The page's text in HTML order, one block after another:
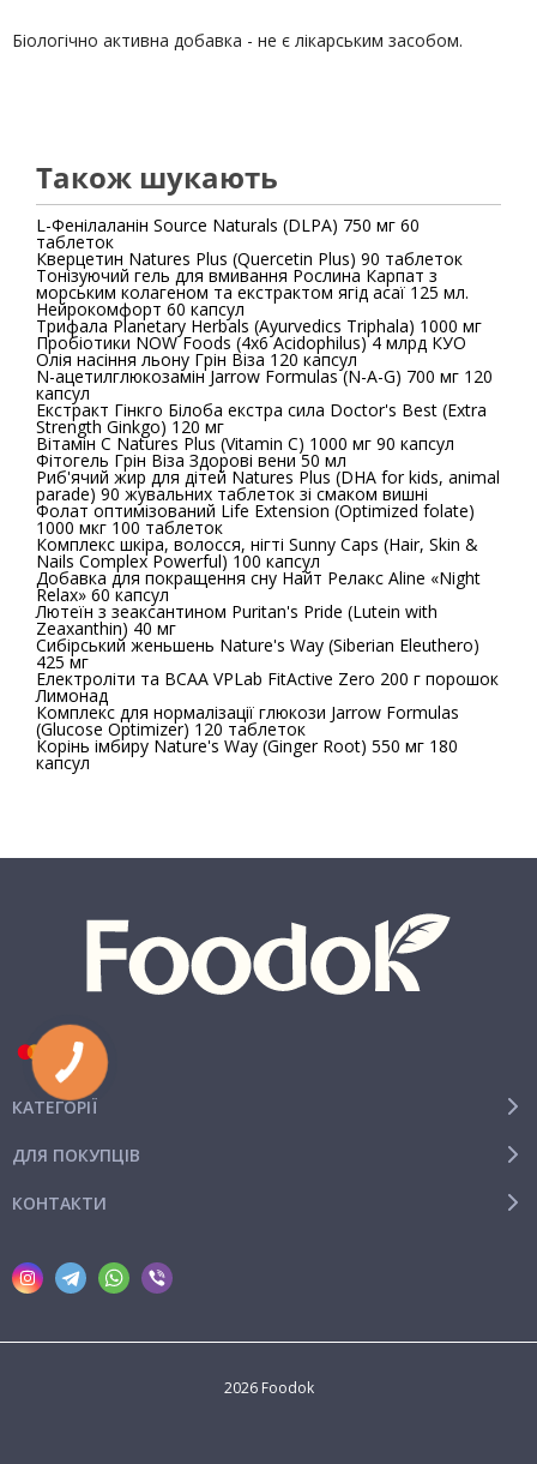
Біологічно активна добавка - не є лікарським засобом.
Також шукають
L-Фенілаланін Source Naturals (DLPA) 750 мг 60
таблеток
Кверцетин Natures Plus (Quercetin Plus) 90 таблеток
Тонізуючий гель для вмивання Рослина Карпат з
морським колагеном та екстрактом ягід асаї 125 мл.
Нейрокомфорт 60 капсул
Трифала Planetary Herbals (Ayurvedics Triphala) 1000 мг
Пробіотики NOW Foods (4x6 Acidophilus) 4 млрд КУО
Олія насіння льону Грін Віза 120 капсул
N-ацетилглюкозамін Jarrow Formulas (N-A-G) 700 мг 120
капсул
Екстракт Гінкго Білоба екстра сила Doctor's Best (Extra
Strength Ginkgo) 120 мг
Вітамін С Natures Plus (Vitamin C) 1000 мг 90 капсул
Фітогель Грін Віза Здорові вени 50 мл
Риб'ячий жир для дітей Natures Plus (DHA for kids, animal
parade) 90 жувальних таблеток зі смаком вишні
Фолат оптимізований Life Extension (Optimized folate)
1000 мкг 100 таблеток
Комплекс шкіра, волосся, нігті Sunny Caps (Hair, Skin &
Nails Complex Powerful) 100 капсул
Добавка для покращення сну Найт Релакс Aline «Night
Relax» 60 капсул
Лютеїн з зеаксантином Puritan's Pride (Lutein with
Zeaxanthin) 40 мг
Сибірський женьшень Nature's Way (Siberian Eleuthero)
425 мг
Електроліти та BCAA VPLab FitActive Zero 200 г порошок
Лимонад
Комплекс для нормалізації глюкози Jarrow Formulas
(Glucose Optimizer) 120 таблеток
Корінь імбиру Nature's Way (Ginger Root) 550 мг 180
капсул
КАТЕГОРІЇ
ДЛЯ ПОКУПЦІВ
КОНТАКТИ
2026 Foodok